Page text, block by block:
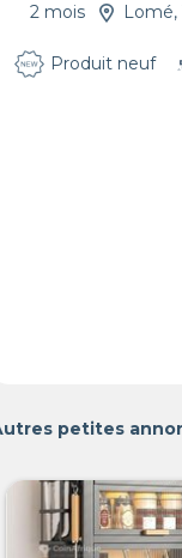
2 mois Lomé,
Produit neuf
petites